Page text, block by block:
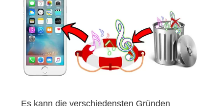
Es kann die verschiedensten Gründen